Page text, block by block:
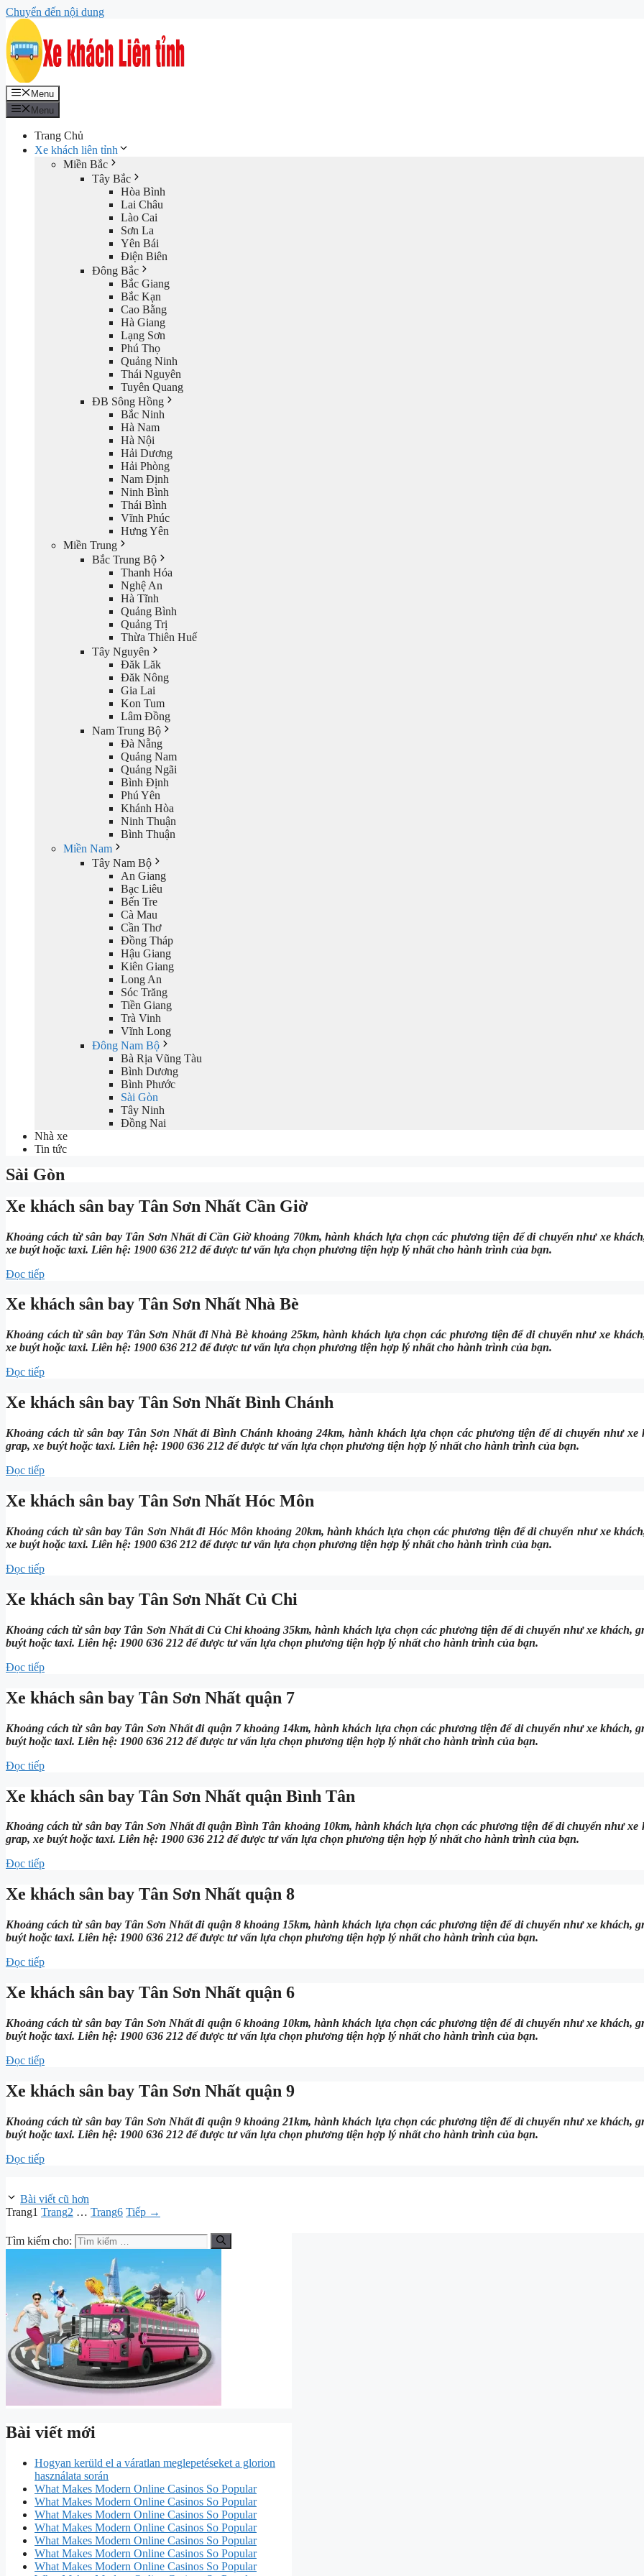
Chuyển đến nội dung
Menu
Menu
Trang Chủ
Xe khách liên tỉnh
Miền Bắc
Tây Bắc
Hòa Bình
Lai Châu
Lào Cai
Sơn La
Yên Bái
Điện Biên
Đông Bắc
Bắc Giang
Bắc Kạn
Cao Bằng
Hà Giang
Lạng Sơn
Phú Thọ
Quảng Ninh
Thái Nguyên
Tuyên Quang
ĐB Sông Hồng
Bắc Ninh
Hà Nam
Hà Nội
Hải Dương
Hải Phòng
Nam Định
Ninh Bình
Thái Bình
Vĩnh Phúc
Hưng Yên
Miền Trung
Bắc Trung Bộ
Thanh Hóa
Nghệ An
Hà Tĩnh
Quảng Bình
Quảng Trị
Thừa Thiên Huế
Tây Nguyên
Đăk Lăk
Đăk Nông
Gia Lai
Kon Tum
Lâm Đồng
Nam Trung Bộ
Đà Nẵng
Quảng Nam
Quảng Ngãi
Bình Định
Phú Yên
Khánh Hòa
Ninh Thuận
Bình Thuận
Miền Nam
Tây Nam Bộ
An Giang
Bạc Liêu
Bến Tre
Cà Mau
Cần Thơ
Đồng Tháp
Hậu Giang
Kiên Giang
Long An
Sóc Trăng
Tiền Giang
Trà Vinh
Vĩnh Long
Đông Nam Bộ
Bà Rịa Vũng Tàu
Bình Dương
Bình Phước
Sài Gòn
Tây Ninh
Đồng Nai
Nhà xe
Tin tức
Sài Gòn
Xe khách sân bay Tân Sơn Nhất Cần Giờ
Khoảng cách từ sân bay Tân Sơn Nhất đi Cần Giờ khoảng 70km, hành khách lựa chọn các phương tiện để di chuyển như xe
xe buýt hoặc taxi. Liên hệ: 1900 636 212 để được tư vấn lựa chọn phương tiện hợp lý nhất cho hành trình của bạn.
Đọc tiếp
Xe khách sân bay Tân Sơn Nhất Nhà Bè
Khoảng cách từ sân bay Tân Sơn Nhất đi Nhà Bè khoảng 25km, hành khách lựa chọn các phương tiện để di chuyển như xe
xe buýt hoặc taxi. Liên hệ: 1900 636 212 để được tư vấn lựa chọn phương tiện hợp lý nhất cho hành trình của bạn.
Đọc tiếp
Xe khách sân bay Tân Sơn Nhất Bình Chánh
Khoảng cách từ sân bay Tân Sơn Nhất đi Bình Chánh khoảng 24km, hành khách lựa chọn các phương tiện để di chuyển như xe
grap, xe buýt hoặc taxi. Liên hệ: 1900 636 212 để được tư vấn lựa chọn phương tiện hợp lý nhất cho hành trình của bạn.
Đọc tiếp
Xe khách sân bay Tân Sơn Nhất Hóc Môn
Khoảng cách từ sân bay Tân Sơn Nhất đi Hóc Môn khoảng 20km, hành khách lựa chọn các phương tiện để di chuyển như xe
xe buýt hoặc taxi. Liên hệ: 1900 636 212 để được tư vấn lựa chọn phương tiện hợp lý nhất cho hành trình của bạn.
Đọc tiếp
Xe khách sân bay Tân Sơn Nhất Củ Chi
Khoảng cách từ sân bay Tân Sơn Nhất đi Củ Chi khoảng 35km, hành khách lựa chọn các phương tiện để di chuyển như xe khách,
buýt hoặc taxi. Liên hệ: 1900 636 212 để được tư vấn lựa chọn phương tiện hợp lý nhất cho hành trình của bạn.
Đọc tiếp
Xe khách sân bay Tân Sơn Nhất quận 7
Khoảng cách từ sân bay Tân Sơn Nhất đi quận 7 khoảng 14km, hành khách lựa chọn các phương tiện để di chuyển như xe khách,
buýt hoặc taxi. Liên hệ: 1900 636 212 để được tư vấn lựa chọn phương tiện hợp lý nhất cho hành trình của bạn.
Đọc tiếp
Xe khách sân bay Tân Sơn Nhất quận Bình Tân
Khoảng cách từ sân bay Tân Sơn Nhất đi quận Bình Tân khoảng 10km, hành khách lựa chọn các phương tiện để di chuyển như xe
grap, xe buýt hoặc taxi. Liên hệ: 1900 636 212 để được tư vấn lựa chọn phương tiện hợp lý nhất cho hành trình của bạn.
Đọc tiếp
Xe khách sân bay Tân Sơn Nhất quận 8
Khoảng cách từ sân bay Tân Sơn Nhất đi quận 8 khoảng 15km, hành khách lựa chọn các phương tiện để di chuyển như xe khách,
buýt hoặc taxi. Liên hệ: 1900 636 212 để được tư vấn lựa chọn phương tiện hợp lý nhất cho hành trình của bạn.
Đọc tiếp
Xe khách sân bay Tân Sơn Nhất quận 6
Khoảng cách từ sân bay Tân Sơn Nhất đi quận 6 khoảng 10km, hành khách lựa chọn các phương tiện để di chuyển như xe khách,
buýt hoặc taxi. Liên hệ: 1900 636 212 để được tư vấn lựa chọn phương tiện hợp lý nhất cho hành trình của bạn.
Đọc tiếp
Xe khách sân bay Tân Sơn Nhất quận 9
Khoảng cách từ sân bay Tân Sơn Nhất đi quận 9 khoảng 21km, hành khách lựa chọn các phương tiện để di chuyển như xe khách,
buýt hoặc taxi. Liên hệ: 1900 636 212 để được tư vấn lựa chọn phương tiện hợp lý nhất cho hành trình của bạn.
Đọc tiếp
Bài viết cũ hơn
Trang1 Trang2 … Trang6 Tiếp →
Tìm kiếm cho:
Bài viết mới
Hogyan kerüld el a váratlan meglepetéseket a glorion
használata során
What Makes Modern Online Casinos So Popular
What Makes Modern Online Casinos So Popular
What Makes Modern Online Casinos So Popular
What Makes Modern Online Casinos So Popular
What Makes Modern Online Casinos So Popular
What Makes Modern Online Casinos So Popular
What Makes Modern Online Casinos So Popular